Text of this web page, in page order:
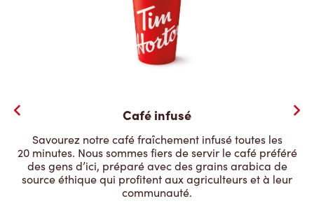
Café infusé
Savourez notre café fraîchement infusé toutes les
20 minutes. Nous sommes fiers de servir le café préféré
des gens d’ici, préparé avec des grains arabica de
source éthique qui profitent aux agriculteurs et à leur
communauté.